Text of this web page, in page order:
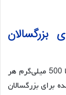
بزرگسالان
دوز معمول استامینوفن برای بزرگسالان 325 تا 500 میلی‌گرم هر
برای بزرگسالان